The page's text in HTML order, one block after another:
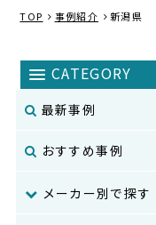
TOP 事例紹介 新潟県
最新事例
おすすめ事例
メーカー別で探す